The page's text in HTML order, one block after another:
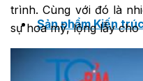
Sản phẩm Kiến
trình. Cùng với đó là
sự hoa mỹ, lộng lẫy cho